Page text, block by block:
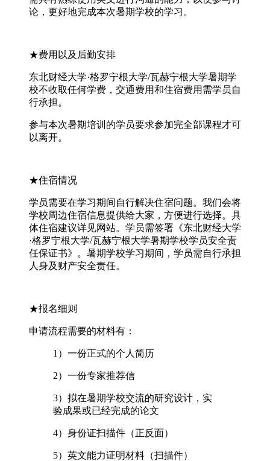
论，更好地完成本次暑期学校的学习。
★费用以及后勤安排
东北财经大学·格罗宁根大学/瓦赫宁根大学暑期学
校不收取任何学费，交通费用和住宿费用需学员自
行承担。
参与本次暑期培训的学员要求参加完全部课程才可
以离开。
★住宿情况
学员需要在学习期间自行解决住宿问题。我们会将
学校周边住宿信息提供给大家，方便进行选择。具
体住宿建议详见网站。学员需签署《东北财经大学
·格罗宁根大学/瓦赫宁根大学暑期学校学员安全责
任保证书》。暑期学校学习期间，学员需自行承担
人身及财产安全责任。
★报名细则
申请流程需要的材料有：
1）一份正式的个人简历
2）一份专家推荐信
3）拟在暑期学校交流的研究设计，实
验成果或已经完成的论文
4）身份证扫描件（正反面）
5）英文能力证明材料（扫描件）